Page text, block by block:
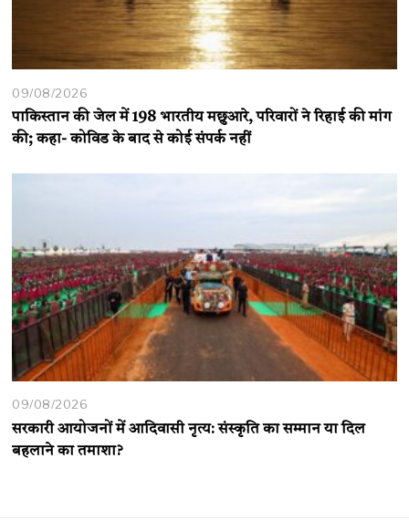
09/08/2026
पाकिस्तान की जेल में 198 भारतीय मछुआरे, परिवारों ने रिहाई की मांग
की; कहा- कोविड के बाद से कोई संपर्क नहीं
09/08/2026
सरकारी आयोजनों में आदिवासी नृत्य: संस्कृति का सम्मान या दिल
बहलाने का तमाशा?